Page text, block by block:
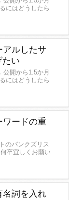
にはどうしたら
アルしたサ
たい
公開から1.5か月
にはどうしたら
ードの重
のパンクズリス
卒宜しくお願い
名詞を入れ